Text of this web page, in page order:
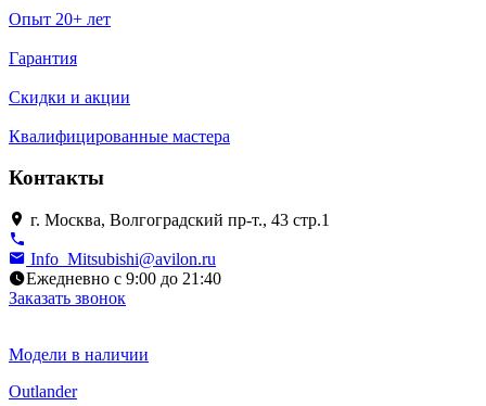
Опыт 20+ лет
Гарантия
Скидки и акции
Квалифицированные мастера
Контакты
г. Москва, Волгоградский пр-т., 43 стр.1
Info_Mitsubishi@avilon.ru
Ежедневно с 9:00 до 21:40
Заказать звонок
Модели в наличии
Outlander